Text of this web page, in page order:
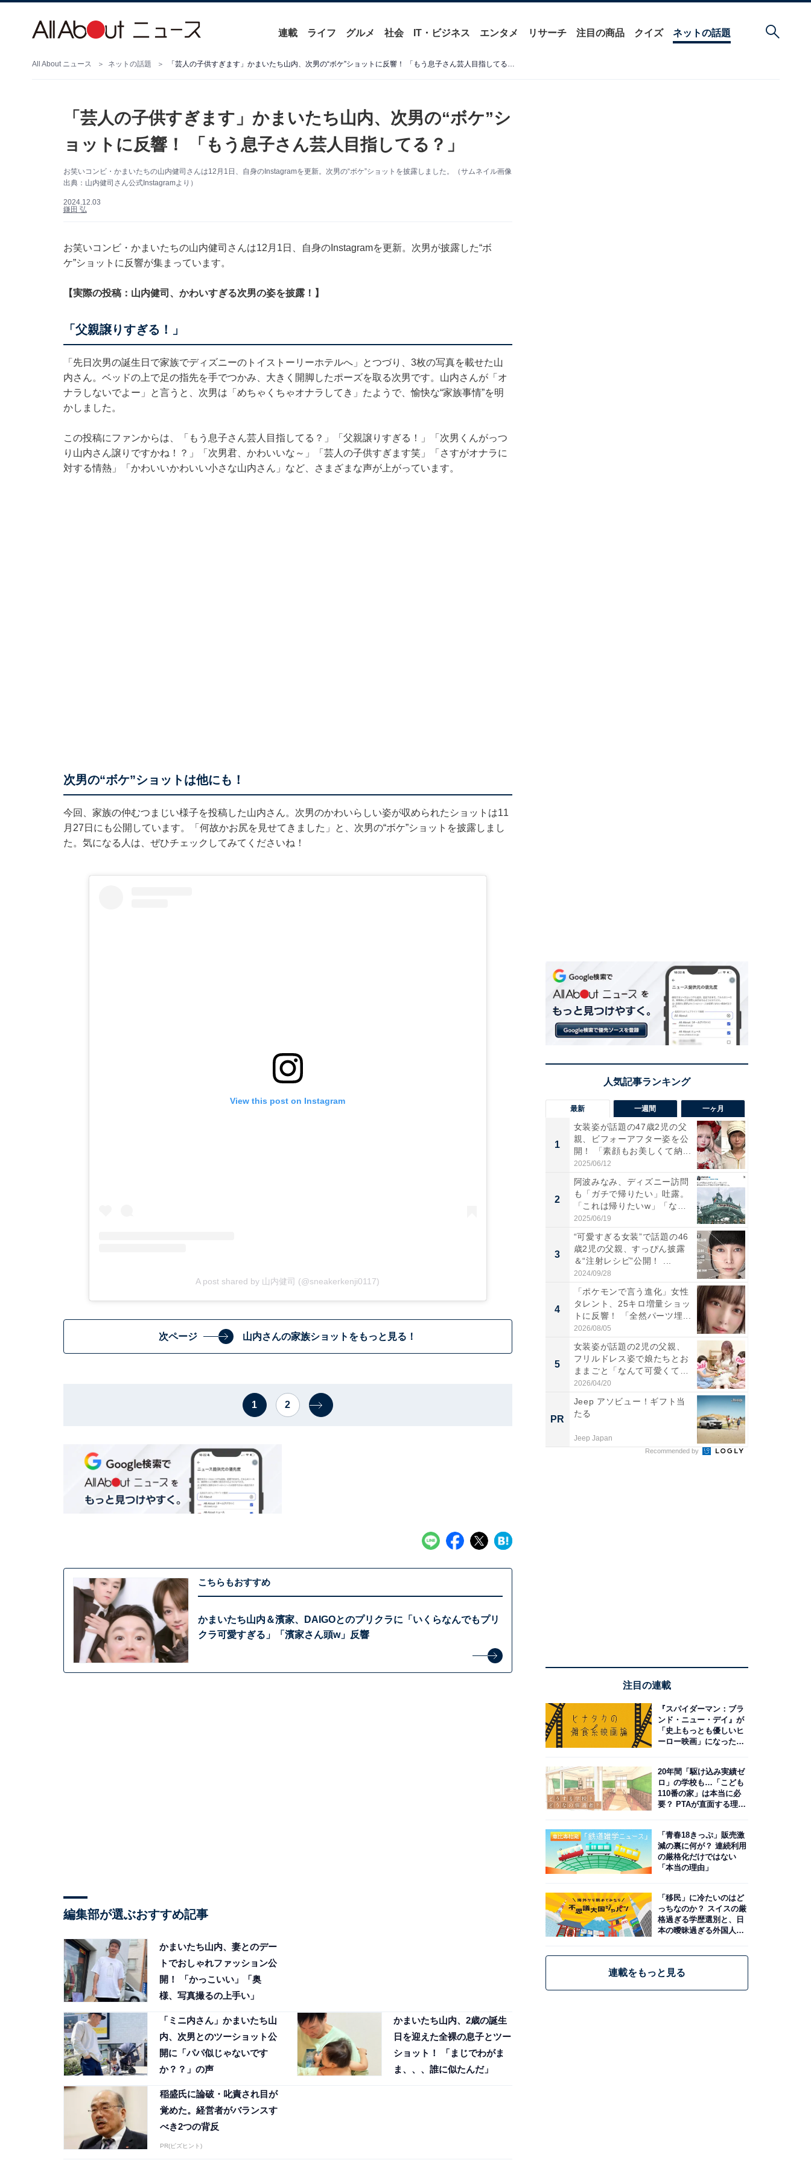
連載 ライフ グルメ 社会 IT・ビジネス エンタメ リサーチ 注目の商品 クイズ ネットの話題
All About ニュース ネットの話題 「芸人の子供すぎます」かまいたち山内、次男の“ボケ”ショットに反響！ 「もう息子さん芸人目指してる？」
「芸人の子供すぎます」かまいたち山内、次男の“ボケ”シ
ョットに反響！ 「もう息子さん芸人目指してる？」
お笑いコンビ・かまいたちの山内健司さんは12月1日、自身のInstagramを更新。次男の“ボケ”ショットを披露しました。（サムネイル画像
出典：山内健司さん公式Instagramより）
2024.12.03
鎌田 弘
お笑いコンビ・かまいたちの山内健司さんは12月1日、自身のInstagramを更新。次男が披露した“ボ
ケ”ショットに反響が集まっています。
【実際の投稿：山内健司、かわいすぎる次男の姿を披露！】
「父親譲りすぎる！」
「先日次男の誕生日で家族でディズニーのトイストーリーホテルへ」とつづり、3枚の写真を載せた山
内さん。ベッドの上で足の指先を手でつかみ、大きく開脚したポーズを取る次男です。山内さんが「オ
ナラしないでよー」と言うと、次男は「めちゃくちゃオナラしてき」たようで、愉快な“家族事情”を明
かしました。
この投稿にファンからは、「もう息子さん芸人目指してる？」「父親譲りすぎる！」「次男くんがっつ
り山内さん譲りですかね！？」「次男君、かわいいな～」「芸人の子供すぎます笑」「さすがオナラに
対する情熱」「かわいいかわいい小さな山内さん」など、さまざまな声が上がっています。
次男の“ボケ”ショットは他にも！
今回、家族の仲むつまじい様子を投稿した山内さん。次男のかわいらしい姿が収められたショットは11
月27日にも公開しています。「何故かお尻を見せてきました」と、次男の“ボケ”ショットを披露しまし
た。気になる人は、ぜひチェックしてみてくださいね！
View this post on Instagram
A post shared by 山内健司 (@sneakerkenji0117)
次ページ 山内さんの家族ショットをもっと見る！
1 2
こちらもおすすめ
かまいたち山内＆濱家、DAIGOとのプリクラに「いくらなんでもプリ
クラ可愛すぎる」「濱家さん頭w」反響
編集部が選ぶおすすめ記事
かまいたち山内、妻とのデー
トでおしゃれファッション公
開！ 「かっこいい」「奥
様、写真撮るの上手い」
「ミニ内さん」かまいたち山
内、次男とのツーショット公
開に「パパ似じゃないです
か？？」の声
かまいたち山内、2歳の誕生
日を迎えた全裸の息子とツー
ショット！ 「まじでわがま
ま、、、誰に似たんだ」
稲盛氏に論破・叱責され目が
覚めた。経営者がバランスす
べき2つの背反
PR(ビズヒント)
最新 一週間 一ヶ月
1
女装姿が話題の47歳2児の父
親、ビフォーアフター姿を公
開！ 「素顔もお美しくて納...
2025/06/12
2
阿波みなみ、ディズニー訪問
も「ガチで帰りたい」吐露。
「これは帰りたいw」「なん
ち...
2025/06/19
3
“可愛すぎる女装”で話題の46
歳2児の父親、すっぴん披露
＆“注射レシピ”公開！ ...
2024/09/28
4
「ポケモンで言う進化」女性
タレント、25キロ増量ショッ
トに反響！ 「全然パーツ埋...
2026/08/05
5
女装姿が話題の2児の父親、
フリルドレス姿で娘たちとお
ままごと「なんて可愛くて平
和...
2026/04/20
PR
Jeep アソビュー！ギフト当
たる
Jeep Japan
Recommended by
注目の連載
『スパイダーマン：ブラ
ンド・ニュー・デイ』が
「史上もっとも優しいヒ
ーロー映画」になった理
20年間「駆け込み実績ゼ
ロ」の学校も…「こども
110番の家」は本当に必
要？ PTAが直面する理想
「青春18きっぷ」販売激
減の裏に何が？ 連続利用
の厳格化だけではない
「本当の理由」
「移民」に冷たいのはど
っちなのか？ スイスの厳
格過ぎる学歴選別と、日
本の曖昧過ぎる外国人政
連載をもっと見る